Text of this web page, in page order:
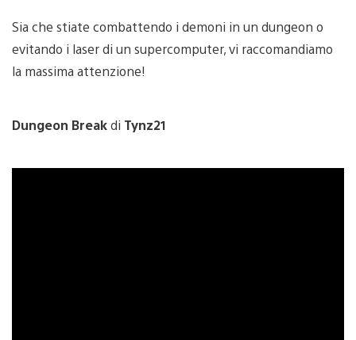
Sia che stiate combattendo i demoni in un dungeon o
evitando i laser di un supercomputer, vi raccomandiamo
la massima attenzione!
Dungeon Breakdi Tynz21